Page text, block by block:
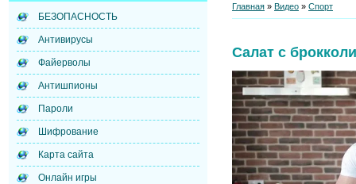
БЕЗОПАСНОСТЬ
Антивирусы
Файерволы
Антишпионы
Пароли
Шифрование
Карта сайта
Онлайн игры
Главная » Видео » Спорт
Салат с